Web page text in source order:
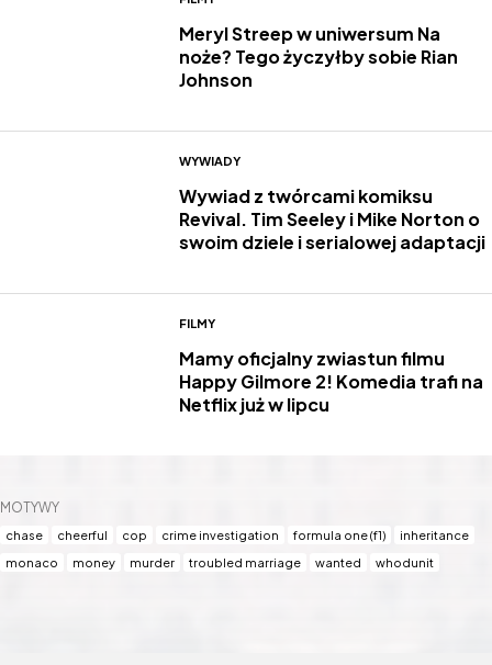
MOTYWY
chase cheerful cop crime investigation formula one (f1)
inheritance
monaco
money murder troubled marriage wanted whodunit
Meryl Streep w uniwersum Na
noże? Tego życzyłby sobie Rian
Johnson
WYWIADY
Wywiad z twórcami komiksu
Revival. Tim Seeley i Mike Norton o
swoim dziele i serialowej adaptacji
FILMY
Mamy oficjalny zwiastun filmu
Happy Gilmore 2! Komedia trafi na
Netflix już w lipcu